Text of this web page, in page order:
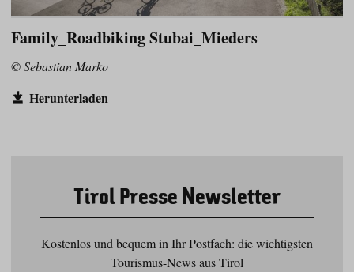
Family_Roadbiking Stubai_Mieders
© Sebastian Marko
Herunterladen
Tirol Presse Newsletter
Kostenlos und bequem in Ihr Postfach: die wichtigsten
Tourismus-News aus Tirol